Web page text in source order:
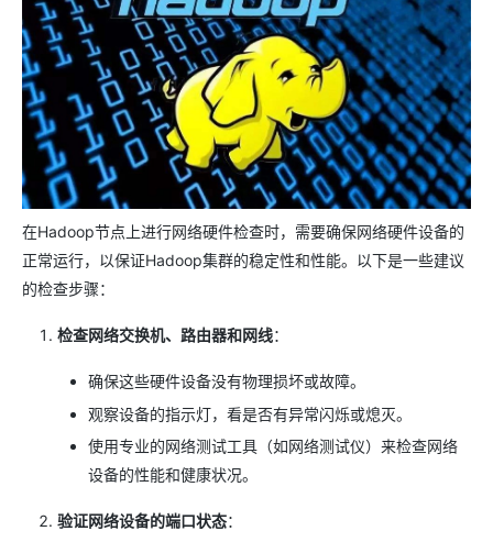
在Hadoop节点上进行网络硬件检查时，需要确保网络硬件设备的
正常运行，以保证Hadoop集群的稳定性和性能。以下是一些建议
的检查步骤：
检查网络交换机、路由器和网线：
确保这些硬件设备没有物理损坏或故障。
观察设备的指示灯，看是否有异常闪烁或熄灭。
使用专业的网络测试工具（如网络测试仪）来检查网络
设备的性能和健康状况。
验证网络设备的端口状态：